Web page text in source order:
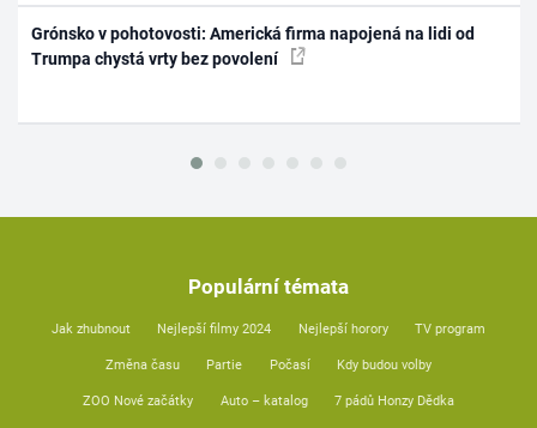
Grónsko v pohotovosti: Americká firma napojená na lidi od
Trumpa chystá vrty bez povolení
Populární témata
Jak zhubnout Nejlepší filmy 2024 Nejlepší horory TV program
Změna času Partie Počasí Kdy budou volby
ZOO Nové začátky Auto – katalog 7 pádů Honzy Dědka